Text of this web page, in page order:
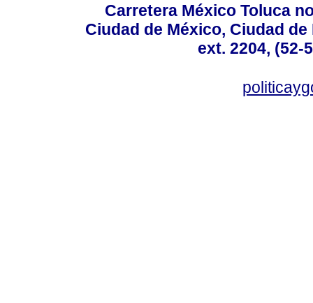
Carretera México Toluca
Ciudad de México, Ciudad de
ext. 2204, (52-